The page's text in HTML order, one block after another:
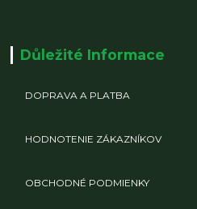
Důležité Informace
DOPRAVA A PLATBA
HODNOTENIE ZÁKAZNÍKOV
OBCHODNÉ PODMIENKY